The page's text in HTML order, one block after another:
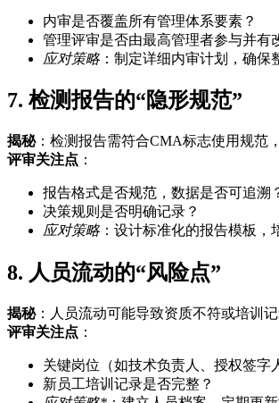
内审是否覆盖所有管理体系要素？
管理评审是否由最高管理者参与并有
应对策略 ：制定详细内审计划，确保
7. 检测报告的“隐形规范”
揭秘：检测报告需符合CMA标志使用规范
评审关注点 ：
报告格式是否规范，数据是否可追溯
决策规则是否明确记录？
应对策略 ：设计标准化的报告模板，
8. 人员流动的“风险点”
揭秘：人员流动可能导致资质不符或培训
评审关注点 ：
关键岗位（如技术负责人、授权签字
新员工培训记录是否完整？